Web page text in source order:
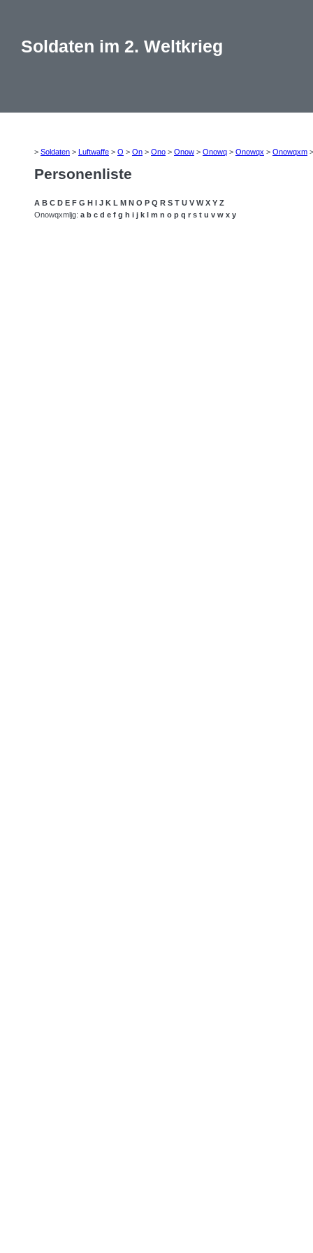
Soldaten im 2. Weltkrieg
> Soldaten > Luftwaffe > O > On > Ono > Onow > Onowq > Onowqx > Onowqxm
Personenliste
A B C D E F G H I J K L M N O P Q R S T U V W X Y Z
Onowqxmljg: a b c d e f g h i j k l m n o p q r s t u v w x y